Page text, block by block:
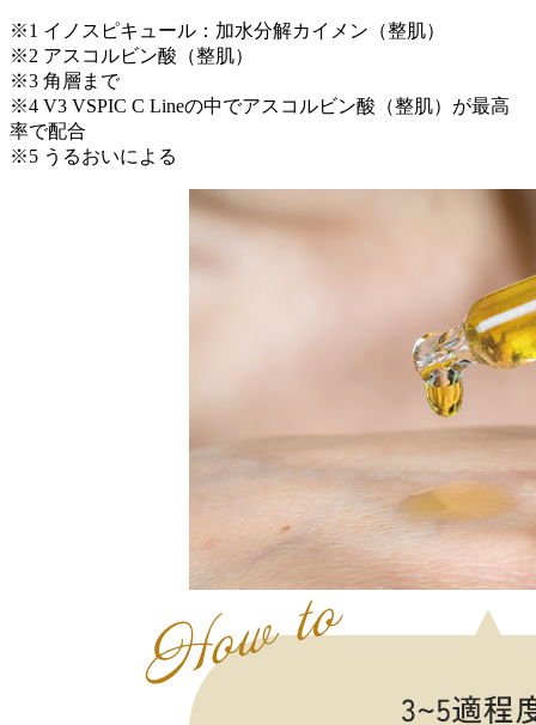
※1 イノスピキュール：加水分解カイメン（整肌）
※2 アスコルビン酸（整肌）
※3 角層まで
※4 V3 VSPIC C Lineの中でアスコルビン酸（整肌）が最高
率で配合
※5 うるおいによる